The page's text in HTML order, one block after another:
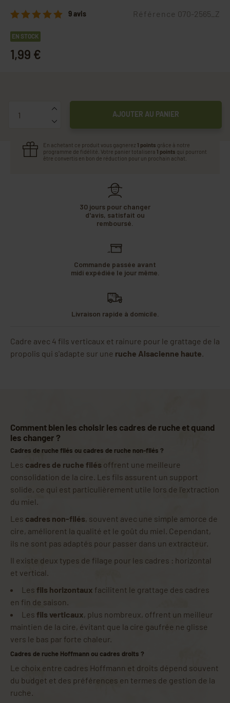
9 avis Référence 070-2565_Z
EN STOCK
1,99 €
AJOUTER AU PANIER
En achetant ce produit vous gagnerez 1 points grâce à notre
programme de fidélité. Votre panier totalisera 1 points qui pourront
être convertis en bon de réduction pour un prochain achat.
30 jours pour changer
d'avis, satisfait ou
remboursé.
Commande passée avant
midi expédiée le jour même.
Livraison rapide à domicile.
Cadre avec 4 fils verticaux et rainure pour le grattage de la
propolis qui s'adapte sur une ruche Alsacienne haute.
Comment bien les choisir les cadres de ruche et quand
les changer ?
Cadres de ruche filés ou cadres de ruche non-filés ?
Les cadres de ruche filés offrent une meilleure
consolidation de la cire. Les fils assurent un support
solide, ce qui est particulièrement utile lors de l'extraction
du miel.
Les cadres non-filés, souvent avec une simple amorce de
cire, améliorent la qualité et le goût du miel. Cependant,
ils ne sont pas adaptés pour passer dans un extracteur.
Il existe deux types de filage pour les cadres : horizontal
et vertical.
Les fils horizontaux facilitent le grattage des cadres
en fin de saison.
Les fils verticaux, plus nombreux, offrent un meilleur
maintien de la cire, évitant que la cire gaufrée ne glisse
vers le bas par forte chaleur.
Cadres de ruche Hoffmann ou cadres droits ?
Le choix entre cadres Hoffmann et droits dépend souvent
du budget et des préférences en termes de gestion de la
ruche.